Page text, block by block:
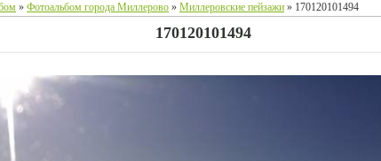
» Фотоальбом города Миллерово » Миллеровские пейзажи » 170120101494
170120101494